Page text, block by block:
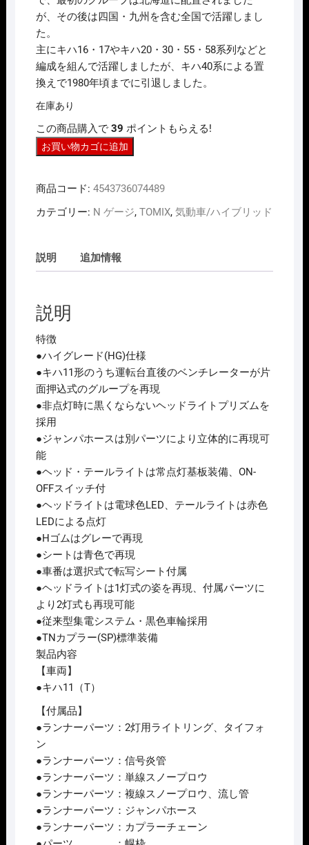
し
た。
で
す。
が、その後は四国・九州を含む全国で活躍しまし
た。
主にキハ16・17やキハ20・30・55・58系列などと
編成を組んで活躍しましたが、キハ40系による置
換えで1980年頃までに引退しました。
在庫あり
この商品購入で 39 ポイントもらえる!
N
ｼﾞ
TOMIX
ﾊ
(T)
お買い物カゴに追加
商品コード: 4543736074489
カテゴリー: N ゲージ, TOMIX, 気動車/ハイブリッド
説明 追加情報
説明
特徴
●ハイグレード(HG)仕様
●キハ11形のうち運転台直後のベンチレーターが片
面押込式のグループを再現
●非点灯時に黒くならないヘッドライトプリズムを
採用
●ジャンパホースは別パーツにより立体的に再現可
能
●ヘッド・テールライトは常点灯基板装備、ON-
OFFスイッチ付
●ヘッドライトは電球色LED、テールライトは赤色
LEDによる点灯
●Hゴムはグレーで再現
●シートは青色で再現
●車番は選択式で転写シート付属
●ヘッドライトは1灯式の姿を再現、付属パーツに
より2灯式も再現可能
●従来型集電システム・黒色車輪採用
●TNカプラー(SP)標準装備
製品内容
【車両】
●キハ11（T）
【付属品】
●ランナーパーツ：2灯用ライトリング、タイフォ
ン
●ランナーパーツ：信号炎管
●ランナーパーツ：単線スノープロウ
●ランナーパーツ：複線スノープロウ、流し管
●ランナーパーツ：ジャンパホース
●ランナーパーツ：カプラーチェーン